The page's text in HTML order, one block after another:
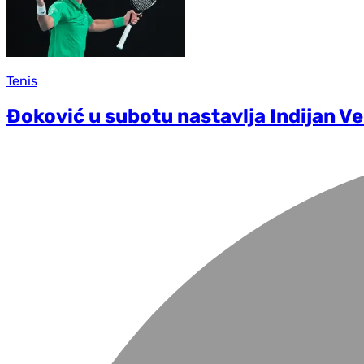
Tenis
Đoković u subotu nastavlja Indijan